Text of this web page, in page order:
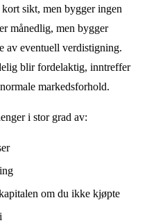
sikt, men bygger ingen
månedlig, men bygger
av eventuell verdistigning.
blir fordelaktig, inntreffer
markedsforhold.
i stor grad av:
om du ikke kjøpte